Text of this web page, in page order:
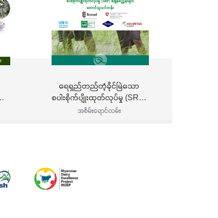
ရေရှည်တည်တံ့ခိုင်မြဲသော
စပါးစိုက်ပျိုးထုတ်လုပ်မှု (SRP)
စံချိန်စံညွှန်းများ (တောင်သူ
အစိမ်းရောင်လမ်း